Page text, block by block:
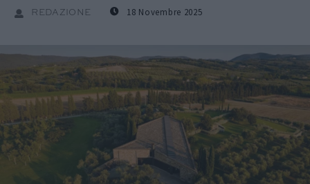
REDAZIONE 18 Novembre 2025